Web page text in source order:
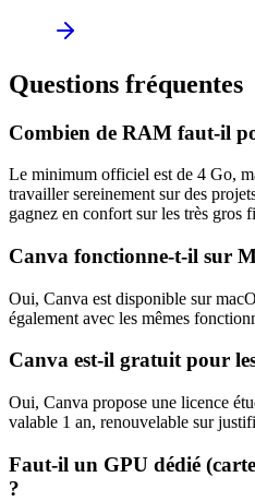
Questions fréquentes
Combien de RAM faut-il
Le minimum officiel est de 4 Go,
travailler sereinement sur des
gagnez en confort sur les très gros
Canva fonctionne-t-il sur
Oui, Canva est disponible sur
également avec les mêmes
Canva est-il gratuit pour
Oui, Canva propose une licence
valable 1 an, renouvelable sur
Faut-il un GPU dédié
?